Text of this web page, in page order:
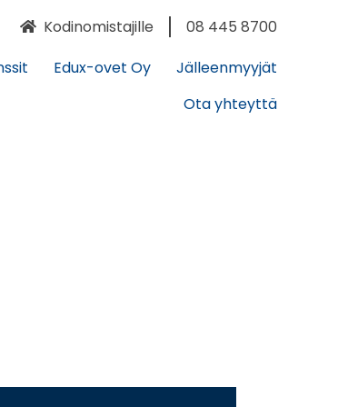
Kodinomistajille
08 445 8700
Edux-ovet Oy
Jälleenmyyjät
Ota yhteyttä